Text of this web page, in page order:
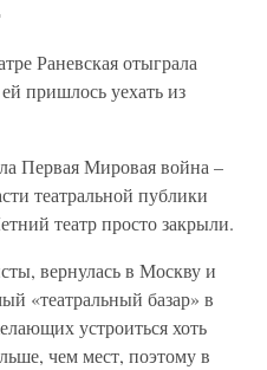
Раневская отыграла
пришлось уехать из
Первая Мировая война –
театральной публики
театр просто закрыли.
вернулась в Москву и
«театральный базар» в
устроиться хоть
чем мест, поэтому в